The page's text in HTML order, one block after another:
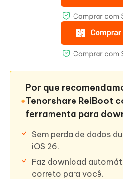
Por que
Tenorshare ReiBoot
ferramenta para
Sem perda de dados
iOS 26.
Faz download
correto para você.